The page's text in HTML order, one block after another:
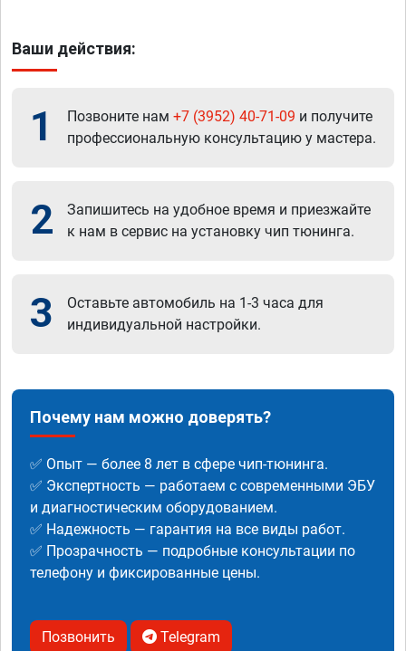
Ваши действия:
1 Позвоните нам +7 (3952) 40-71-09 и получите
профессиональную консультацию у мастера.
2
Запишитесь на удобное время и приезжайте
к нам в сервис на установку чип тюнинга.
3
Оставьте автомобиль на 1-3 часа для
индивидуальной настройки.
Почему нам можно доверять?
✅ Опыт — более 8 лет в сфере чип-тюнинга.
✅ Экспертность — работаем с современными ЭБУ
и диагностическим оборудованием.
✅ Надежность — гарантия на все виды работ.
✅ Прозрачность — подробные консультации по
телефону и фиксированные цены.
Позвонить Telegram